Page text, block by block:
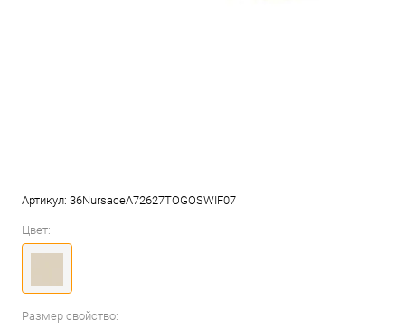
Артикул: 36NursaceA72627TOGOSWIF07
Цвет:
Размер свойство: